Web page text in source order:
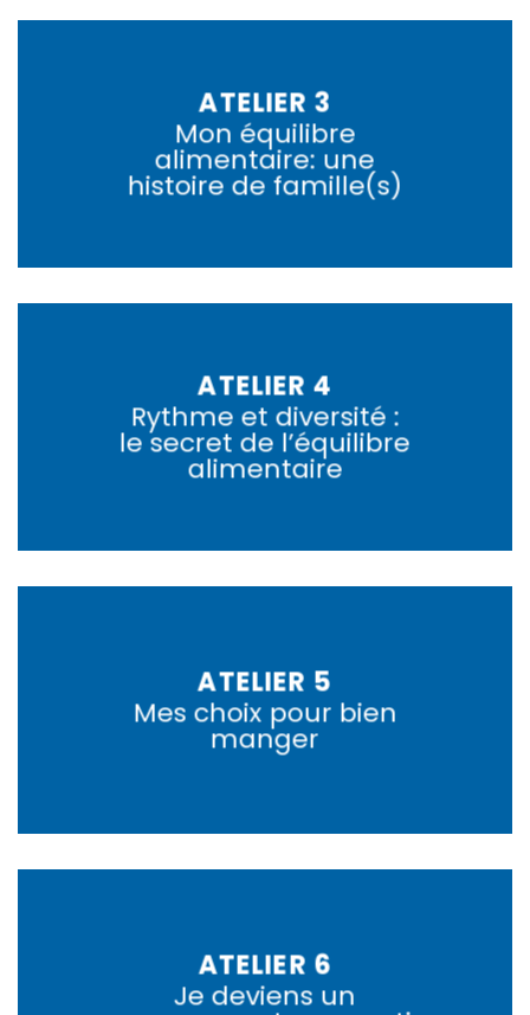
ATELIER 3
Mon équilibre
alimentaire: une
histoire de famille(s)
ATELIER 4
Rythme et diversité :
le secret de l’équilibre
alimentaire
ATELIER 5
Mes choix pour bien
manger
ATELIER 6
Je deviens un